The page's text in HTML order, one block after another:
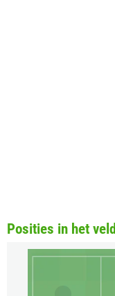
Posities in het veld